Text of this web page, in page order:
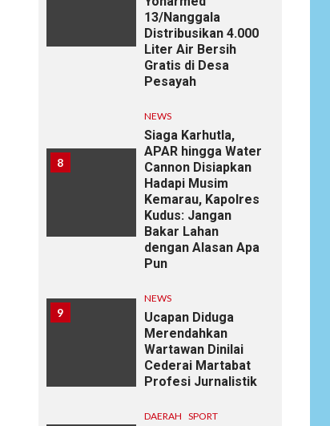
13/Nanggala
Distribusikan 4.000
Liter Air Bersih
Gratis di Desa
Pesayah
8
NEWS
Siaga Karhutla,
APAR hingga Water
Cannon Disiapkan
Hadapi Musim
Kemarau, Kapolres
Kudus: Jangan
Bakar Lahan
dengan Alasan Apa
Pun
9
NEWS
Ucapan Diduga
Merendahkan
Wartawan Dinilai
Cederai Martabat
Profesi Jurnalistik
DAERAH SPORT